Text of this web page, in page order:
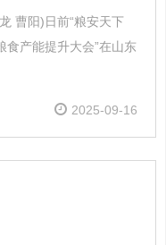
曹阳)日前“粮安天下
产能提升大会”在山东
2025-09-16